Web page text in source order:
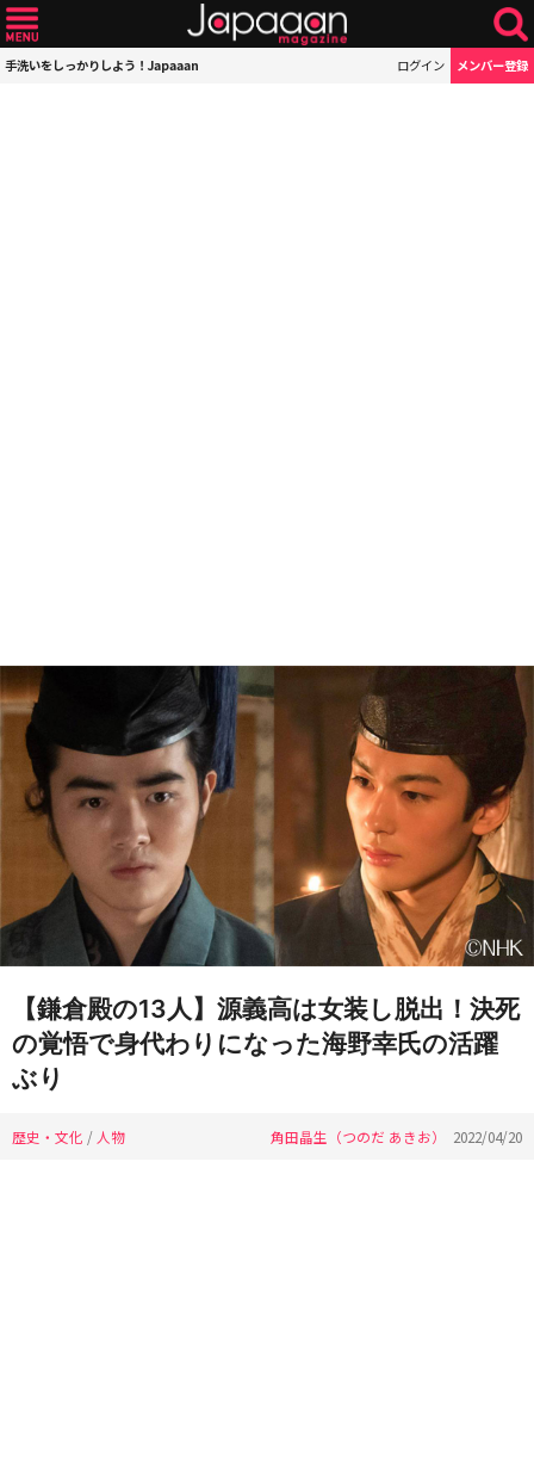
手洗いをしっかりしよう！Japaaan ログイン メンバー登録
【鎌倉殿の13人】源義高は女装し脱出！決死
の覚悟で身代わりになった海野幸氏の活躍
ぶり
歴史・文化 / 人物 角田晶生（つのだ あきお） 2022/04/20